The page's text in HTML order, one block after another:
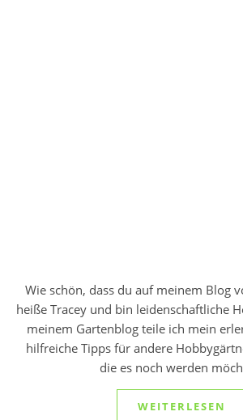
Wie schön, dass du auf meinem Blog
heiße Tracey und bin leidenschaftliche
meinem Gartenblog teile ich mein
hilfreiche Tipps für andere
die es noch werden
WEITERLESEN